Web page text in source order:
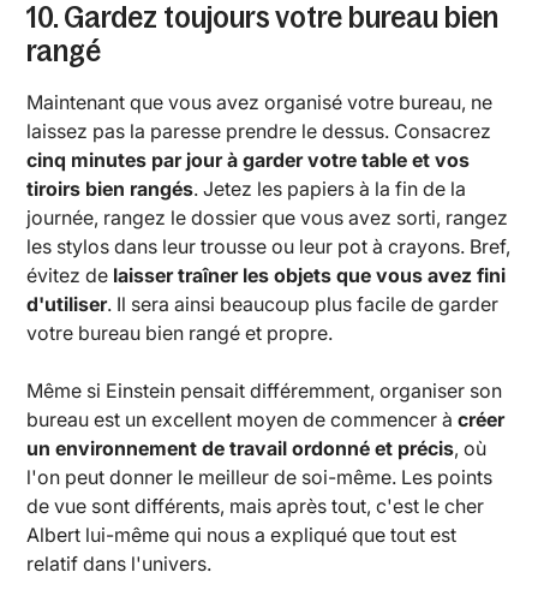
10. Gardez toujours votre bureau bien
rangé
Maintenant que vous avez organisé votre bureau, ne
laissez pas la paresse prendre le dessus. Consacrez
cinq minutes par jour à garder votre table et vos
tiroirs bien rangés. Jetez les papiers à la fin de la
journée, rangez le dossier que vous avez sorti, rangez
les stylos dans leur trousse ou leur pot à crayons. Bref,
évitez de laisser traîner les objets que vous avez fini
d'utiliser. Il sera ainsi beaucoup plus facile de garder
votre bureau bien rangé et propre.
Même si Einstein pensait différemment, organiser son
bureau est un excellent moyen de commencer àcréer
un environnement de travail ordonné et précis, où
l'on peut donner le meilleur de soi-même. Les points
de vue sont différents, mais après tout, c'est le cher
Albert lui-même qui nous a expliqué que tout est
relatif dans l'univers.